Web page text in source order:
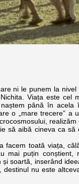
ni le punem la nivel
Viața este cel
până în acela
o „mare trecere” a
realizăm
să aibă cineva ca să
toată viața,
mai puțin conștient,
soartă, inserând
nu este